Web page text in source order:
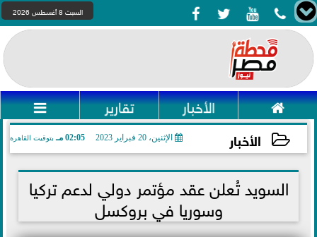
    السبت 8 أغسطس 2026
 الأخبار تقارير 
الأخبار الإثنين، 20 فبراير 2023 02:05 مـ بتوقيت القاهرة
2023-02-20 14:05:08
السويد تُعلن عقد مؤتمر دولي لدعم تركيا
وسوريا في بروكسل